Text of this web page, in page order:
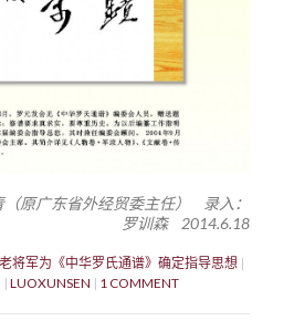
（原广东省外经贸委主任） 录入：
罗训森 2014.6.18
将军为《中华罗氏通谱》确定指导思想
LUOXUNSEN 1 COMMENT